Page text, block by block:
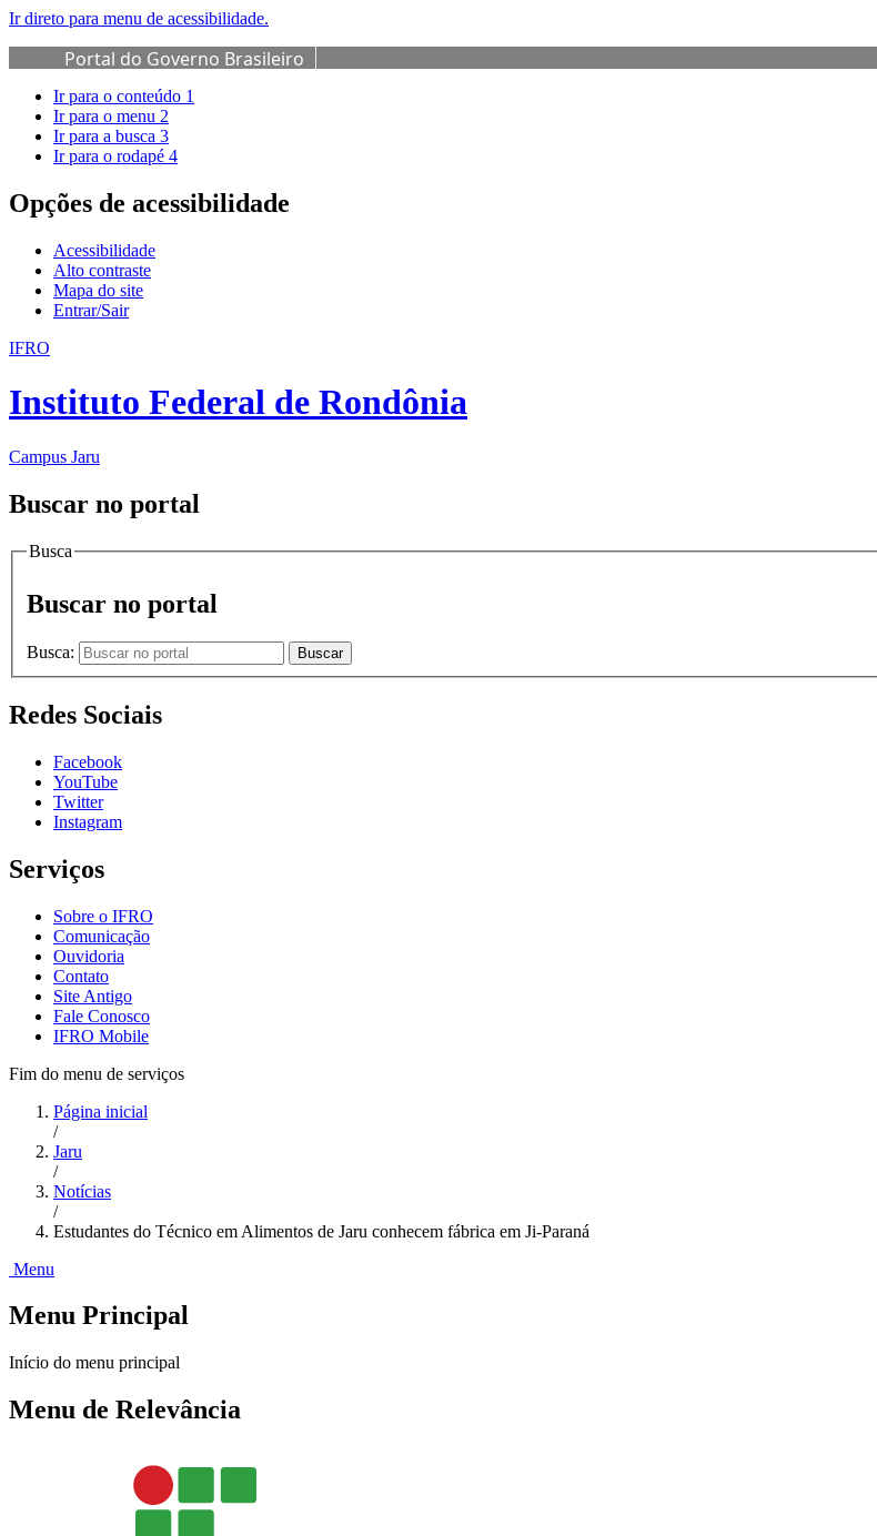
Ir direto para menu de acessibilidade.
Portal do Governo Brasileiro
Ir para o conteúdo 1
Ir para o menu 2
Ir para a busca 3
Ir para o rodapé 4
Opções de acessibilidade
Acessibilidade
Alto contraste
Mapa do site
Entrar/Sair
IFRO
Instituto Federal de Rondônia
Campus Jaru
Buscar no portal
Busca
Buscar no portal
Busca: Buscar
Redes Sociais
Facebook
YouTube
Twitter
Instagram
Serviços
Sobre o IFRO
Comunicação
Ouvidoria
Contato
Site Antigo
Fale Conosco
IFRO Mobile
Fim do menu de serviços
Página inicial
/
Jaru
/
Notícias
/
Estudantes do Técnico em Alimentos de Jaru conhecem fábrica em Ji-Paraná
Menu
Menu Principal
Início do menu principal
Menu de Relevância